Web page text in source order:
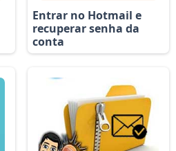
Entrar no Hotmail e
recuperar senha da
conta